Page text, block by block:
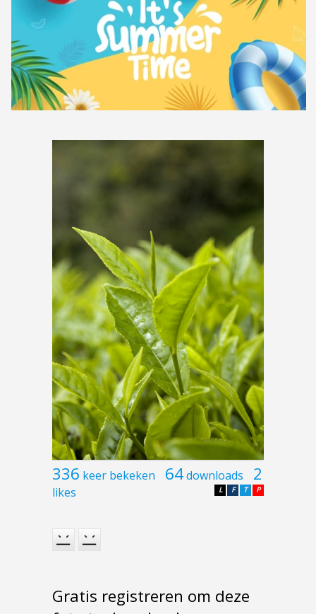
336 keer bekeken 64downloads 2
likes P
T
F
L
Gratis registreren om deze